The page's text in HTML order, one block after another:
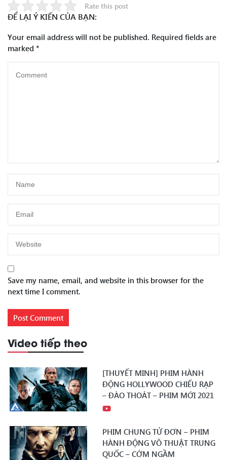
Rate this post
ĐỂ LẠI Ý KIẾN CỦA BẠN:
Your email address will not be published. Required fields are
marked *
Save my name, email, and website in this browser for the
next time I comment.
Video tiếp theo
[THUYẾT MINH] PHIM HÀNH
ĐỘNG HOLLYWOOD CHIẾU RẠP
– ĐÀO THOÁT – PHIM MỚI 2021
PHIM CHUNG TỬ ĐƠN – PHIM
HÀNH ĐỘNG VÕ THUẬT TRUNG
QUỐC – CỚM NGẦM